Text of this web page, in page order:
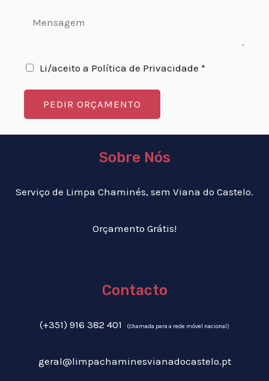
Li/aceito a Política de Privacidade *
PEDIR ORÇAMENTO
Sobre Nós
Serviço de Limpa Chaminés, sem Viana do Castelo.
Orçamento Grátis!
Contacto
(+351) 916 382 401 (Chamada para a rede móvel nacional)
geral@limpachaminesvianadocastelo.pt